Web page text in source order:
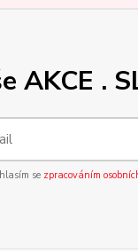
.
se zpracováním